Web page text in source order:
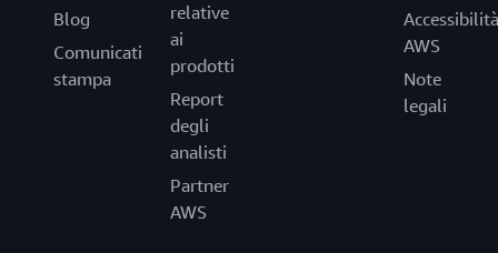
Blog
Comunicati
stampa
relative
ai
prodotti
Report
degli
analisti
Partner
AWS
Accessibilità
AWS
Note
legali